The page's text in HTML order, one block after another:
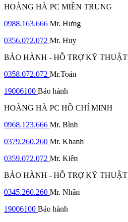
HOÀNG HÀ PC MIỀN TRUNG
0988.163.666 Mr. Hưng
0356.072.072 Mr. Huy
BẢO HÀNH - HỖ TRỢ KỸ THUẬT
0358.072.072 Mr.Toản
19006100 Bảo hành
HOÀNG HÀ PC HỒ CHÍ MINH
0968.123.666 Mr. Bình
0379.260.260 Mr. Khanh
0359.072.072 Mr. Kiên
BẢO HÀNH - HỖ TRỢ KỸ THUẬT
0345.260.260 Mr. Nhân
19006100 Bảo hành